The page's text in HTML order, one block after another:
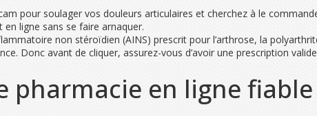
pour soulager vos douleurs articulaires et cherchez à le
ligne sans se faire arnaquer.
non stéroïdien (AINS) prescrit pour l’arthrose, la
Donc avant de cliquer, assurez-vous d’avoir une prescription
pharmacie en ligne fiable